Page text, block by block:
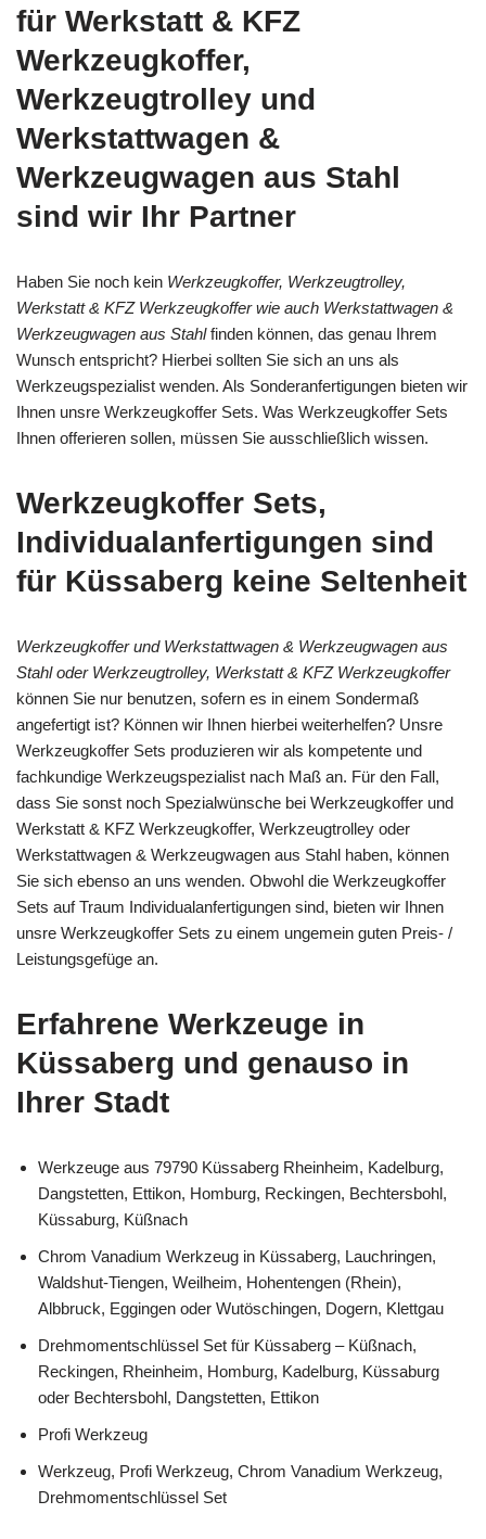
für Werkstatt & KFZ
Werkzeugkoffer,
Werkzeugtrolley und
Werkstattwagen &
Werkzeugwagen aus Stahl
sind wir Ihr Partner
Haben Sie noch kein Werkzeugkoffer, Werkzeugtrolley,
Werkstatt & KFZ Werkzeugkoffer wie auch Werkstattwagen &
Werkzeugwagen aus Stahlfinden können, das genau Ihrem
Wunsch entspricht? Hierbei sollten Sie sich an uns als
Werkzeugspezialist wenden. Als Sonderanfertigungen bieten wir
Ihnen unsre Werkzeugkoffer Sets. Was Werkzeugkoffer Sets
Ihnen offerieren sollen, müssen Sie ausschließlich wissen.
Werkzeugkoffer Sets,
Individualanfertigungen sind
für Küssaberg keine Seltenheit
Werkzeugkoffer und Werkstattwagen & Werkzeugwagen aus
Stahl oder Werkzeugtrolley, Werkstatt & KFZ Werkzeugkoffer
können Sie nur benutzen, sofern es in einem Sondermaß
angefertigt ist? Können wir Ihnen hierbei weiterhelfen? Unsre
Werkzeugkoffer Sets produzieren wir als kompetente und
fachkundige Werkzeugspezialist nach Maß an. Für den Fall,
dass Sie sonst noch Spezialwünsche bei Werkzeugkoffer und
Werkstatt & KFZ Werkzeugkoffer, Werkzeugtrolley oder
Werkstattwagen & Werkzeugwagen aus Stahl haben, können
Sie sich ebenso an uns wenden. Obwohl die Werkzeugkoffer
Sets auf Traum Individualanfertigungen sind, bieten wir Ihnen
unsre Werkzeugkoffer Sets zu einem ungemein guten Preis- /
Leistungsgefüge an.
Erfahrene Werkzeuge in
Küssaberg und genauso in
Ihrer Stadt
Werkzeuge aus 79790 Küssaberg Rheinheim, Kadelburg,
Dangstetten, Ettikon, Homburg, Reckingen, Bechtersbohl,
Küssaburg, Küßnach
Chrom Vanadium Werkzeug in Küssaberg, Lauchringen,
Waldshut-Tiengen, Weilheim, Hohentengen (Rhein),
Albbruck, Eggingen oder Wutöschingen, Dogern, Klettgau
Drehmomentschlüssel Set für Küssaberg – Küßnach,
Reckingen, Rheinheim, Homburg, Kadelburg, Küssaburg
oder Bechtersbohl, Dangstetten, Ettikon
Profi Werkzeug
Werkzeug, Profi Werkzeug, Chrom Vanadium Werkzeug,
Drehmomentschlüssel Set